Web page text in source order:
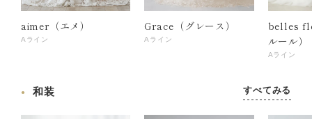
aimer（エメ）
Aライン
Grace（グレース）
Aライン
belles
ルール）
Aライン
和装 すべてみる